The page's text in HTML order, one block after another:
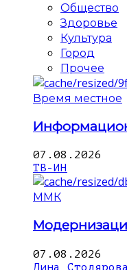
Общество
Здоровье
Культура
Город
Прочее
Время местное
07.08.2026
ТВ-ИН
ММК
07.08.2026
Дина